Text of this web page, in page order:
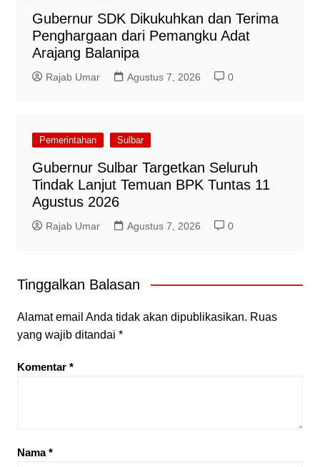
Gubernur SDK Dikukuhkan dan Terima
Penghargaan dari Pemangku Adat
Arajang Balanipa
Rajab Umar Agustus 7, 2026 0
Pemerintahan Sulbar
Gubernur Sulbar Targetkan Seluruh
Tindak Lanjut Temuan BPK Tuntas 11
Agustus 2026
Rajab Umar Agustus 7, 2026 0
Tinggalkan Balasan
Alamat email Anda tidak akan dipublikasikan. Ruas
yang wajib ditandai *
Komentar *
Nama*